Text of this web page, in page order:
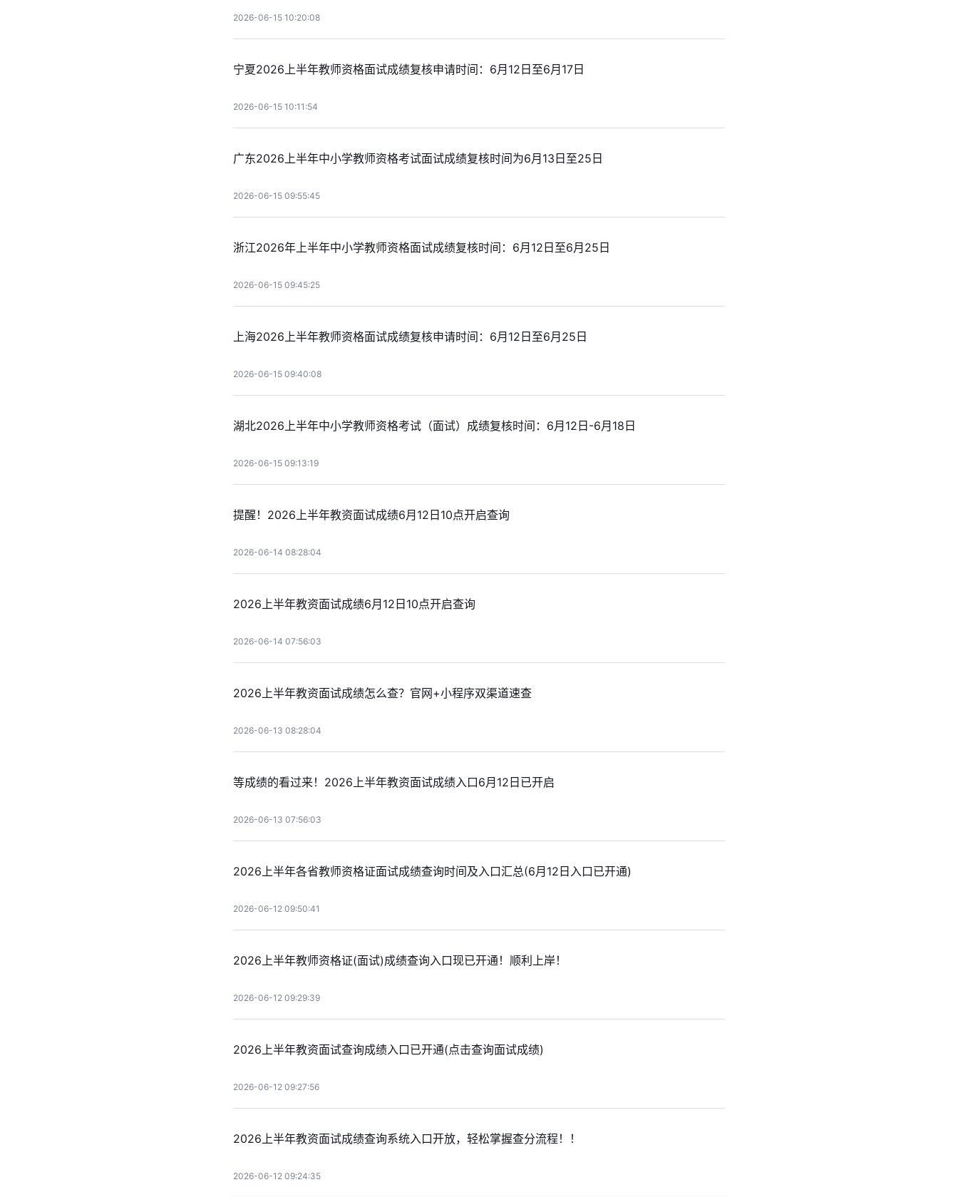
2026-06-15 10:20:08
宁夏2026上半年教师资格面试成绩复核申请时间：6月12日至6月17日
2026-06-15 10:11:54
广东2026上半年中小学教师资格考试面试成绩复核时间为6月13日至25日
2026-06-15 09:55:45
浙江2026年上半年中小学教师资格面试成绩复核时间：6月12日至6月25日
2026-06-15 09:45:25
上海2026上半年教师资格面试成绩复核申请时间：6月12日至6月25日
2026-06-15 09:40:08
湖北2026上半年中小学教师资格考试（面试）成绩复核时间：6月12日-6月18日
2026-06-15 09:13:19
提醒！2026上半年教资面试成绩6月12日10点开启查询
2026-06-14 08:28:04
2026上半年教资面试成绩6月12日10点开启查询
2026-06-14 07:56:03
2026上半年教资面试成绩怎么查？官网+小程序双渠道速查
2026-06-13 08:28:04
等成绩的看过来！2026上半年教资面试成绩入口6月12日已开启
2026-06-13 07:56:03
2026上半年各省教师资格证面试成绩查询时间及入口汇总(6月12日入口已开通)
2026-06-12 09:50:41
2026上半年教师资格证(面试)成绩查询入口现已开通！顺利上岸！
2026-06-12 09:29:39
2026上半年教资面试查询成绩入口已开通(点击查询面试成绩)
2026-06-12 09:27:56
2026上半年教资面试成绩查询系统入口开放，轻松掌握查分流程！！
2026-06-12 09:24:35